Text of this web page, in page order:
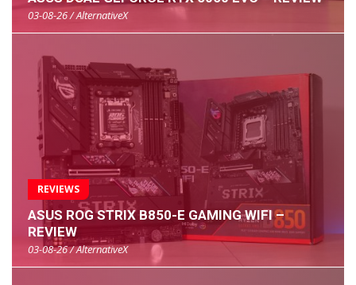
03-08-26 / AlternativeX
REVIEWS
ASUS ROG STRIX B850-E GAMING WIFI –
REVIEW
03-08-26 / AlternativeX